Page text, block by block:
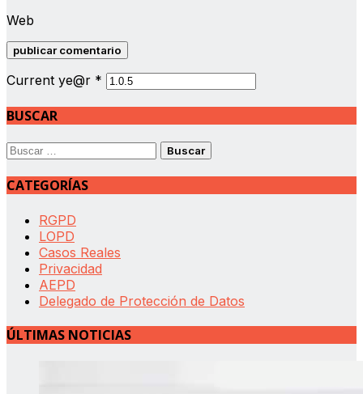
Web
Current ye@r *
BUSCAR
Buscar:
CATEGORÍAS
RGPD
LOPD
Casos Reales
Privacidad
AEPD
Delegado de Protección de Datos
ÚLTIMAS NOTICIAS